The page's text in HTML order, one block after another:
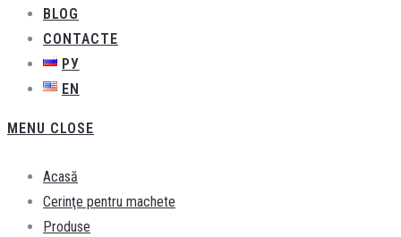
BLOG
CONTACTE
РУ
EN
MENU CLOSE
Acasă
Cerinţe pentru machete
Produse